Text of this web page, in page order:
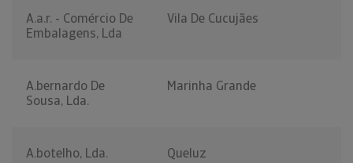
A.a.r. - Comércio De
Embalagens, Lda
Vila De Cucujães
A.bernardo De
Sousa, Lda.
Marinha Grande
A.botelho, Lda. Queluz